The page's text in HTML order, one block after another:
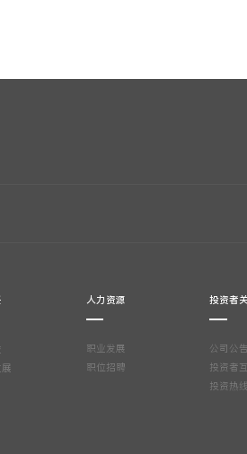
人力资源
职业发展
职位招聘
投资者
公司公告
投资者
投资热线